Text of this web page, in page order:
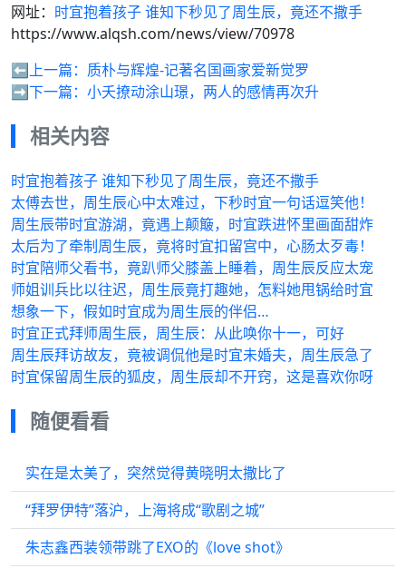
网址： 时宜抱着孩子 谁知下秒见了周生辰，竟还不撒手
https://www.alqsh.com/news/view/70978
⬅️上一篇： 质朴与辉煌-记著名国画家爱新觉罗
➡️下一篇： 小夭撩动涂山璟，两人的感情再次升
相关内容
时宜抱着孩子 谁知下秒见了周生辰，竟还不撒手
太傅去世，周生辰心中太难过，下秒时宜一句话逗笑他！
周生辰带时宜游湖，竟遇上颠簸，时宜跌进怀里画面甜炸
太后为了牵制周生辰，竟将时宜扣留宫中，心肠太歹毒！
时宜陪师父看书，竟趴师父膝盖上睡着，周生辰反应太宠
师姐训兵比以往迟，周生辰竟打趣她，怎料她甩锅给时宜
想象一下，假如时宜成为周生辰的伴侣…
时宜正式拜师周生辰，周生辰：从此唤你十一，可好
周生辰拜访故友，竟被调侃他是时宜未婚夫，周生辰急了
时宜保留周生辰的狐皮，周生辰却不开窍，这是喜欢你呀
随便看看
实在是太美了，突然觉得黄晓明太撒比了
“拜罗伊特”落沪，上海将成“歌剧之城”
朱志鑫西装领带跳了EXO的《love shot》